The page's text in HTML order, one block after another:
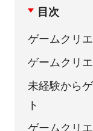
目次
ゲームクリ
ゲームクリ
未経験から
ト
ゲームクリ